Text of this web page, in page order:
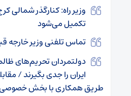
وزیر راه: کنارگذر شمالی
تکمیل می‌شود
تماس تلفنی وزیر خارجه
دولتمردان تحریم‌های
ایران را جدی بگیرند /
طریق همکاری با بخش